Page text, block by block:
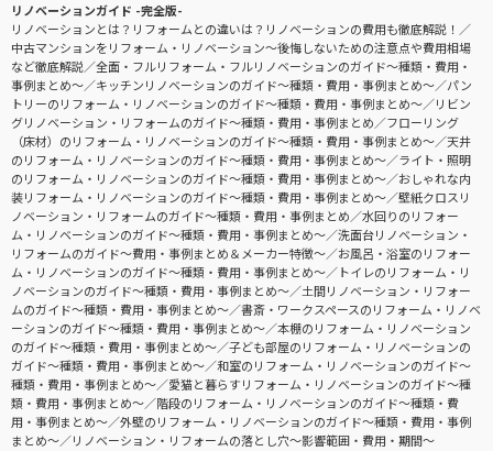
リノベーションガイド -完全版-
リノベーションとは？リフォームとの違いは？リノベーションの費用も徹底解説！
中古マンションをリフォーム・リノベーション〜後悔しないための注意点や費用相場
など徹底解説
全面・フルリフォーム・フルリノベーションのガイド〜種類・費用・
事例まとめ〜
キッチンリノベーションのガイド〜種類・費用・事例まとめ〜
パン
トリーのリフォーム・リノベーションのガイド〜種類・費用・事例まとめ〜
リビン
グリノベーション・リフォームのガイド〜種類・費用・事例まとめ
フローリング
（床材）のリフォーム・リノベーションのガイド〜種類・費用・事例まとめ〜
天井
のリフォーム・リノベーションのガイド〜種類・費用・事例まとめ〜
ライト・照明
のリフォーム・リノベーションのガイド〜種類・費用・事例まとめ〜
おしゃれな内
装リフォーム・リノベーションのガイド〜種類・費用・事例まとめ〜
壁紙クロスリ
ノベーション・リフォームのガイド〜種類・費用・事例まとめ
水回りのリフォー
ム・リノベーションのガイド〜種類・費用・事例まとめ〜
洗面台リノベーション・
リフォームのガイド〜費用・事例まとめ＆メーカー特徴〜
お風呂・浴室のリフォー
ム・リノベーションのガイド〜種類・費用・事例まとめ〜
トイレのリフォーム・リ
ノベーションのガイド〜種類・費用・事例まとめ〜
土間リノベーション・リフォー
ムのガイド〜種類・費用・事例まとめ〜
書斎・ワークスペースのリフォーム・リノベ
ーションのガイド〜種類・費用・事例まとめ〜
本棚のリフォーム・リノベーション
のガイド〜種類・費用・事例まとめ〜
子ども部屋のリフォーム・リノベーションの
ガイド〜種類・費用・事例まとめ〜
和室のリフォーム・リノベーションのガイド〜
種類・費用・事例まとめ〜
愛猫と暮らすリフォーム・リノベーションのガイド〜種
類・費用・事例まとめ〜
階段のリフォーム・リノベーションのガイド〜種類・費
用・事例まとめ〜
外壁のリフォーム・リノベーションのガイド〜種類・費用・事例
まとめ〜
リノベーション・リフォームの落とし穴～影響範囲・費用・期間～